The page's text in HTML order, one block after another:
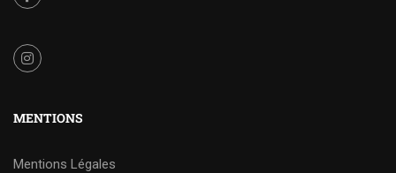
MENTIONS
Mentions Légales